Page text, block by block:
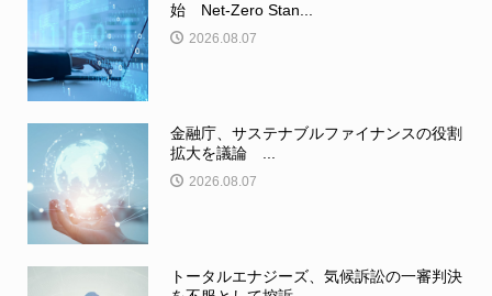
始 Net-Zero Stan...
2026.08.07
金融庁、サステナブルファイナンスの役割
拡大を議論 ...
2026.08.07
トータルエナジーズ、気候訴訟の一審判決